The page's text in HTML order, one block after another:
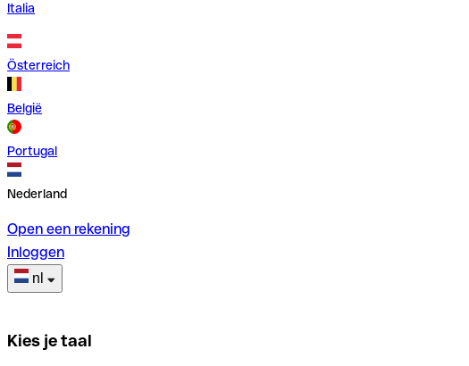
Italia
Österreich
België
Portugal
Nederland
Open een rekening
Inloggen
nl
Kies je taal